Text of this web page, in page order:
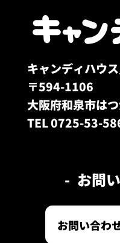
キャンディハウ
〒594-1106
大阪府和泉市は
TEL 0725-53-
お問
お問い合わ